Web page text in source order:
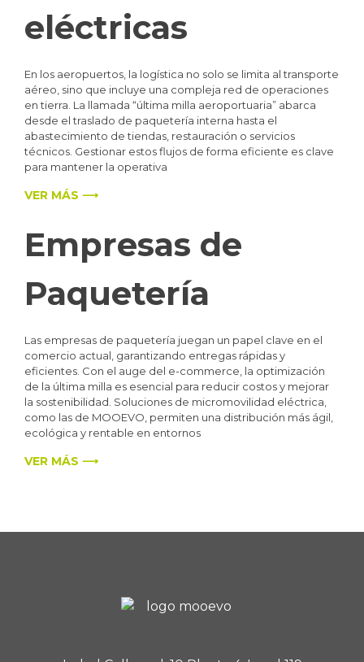
eléctricas
En los aeropuertos, la logística no solo se limita al transporte
aéreo, sino que incluye una compleja red de operaciones
en tierra. La llamada “última milla aeroportuaria” abarca
desde el traslado de paquetería interna hasta el
abastecimiento de tiendas, restauración o servicios
técnicos. Gestionar estos flujos de forma eficiente es clave
para mantener la operativa
VER MÁS ⟶
Empresas de
Paquetería
Las empresas de paquetería juegan un papel clave en el
comercio actual, garantizando entregas rápidas y
eficientes. Con el auge del e-commerce, la optimización
de la última milla es esencial para reducir costos y mejorar
la sostenibilidad. Soluciones de micromovilidad eléctrica,
como las de MOOEVO, permiten una distribución más ágil,
ecológica y rentable en entornos
VER MÁS ⟶